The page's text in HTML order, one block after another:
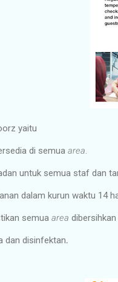
yaitu
di semua area
untuk semua staf dan
dalam kurun waktu 14
semua area
dan disinfektan.